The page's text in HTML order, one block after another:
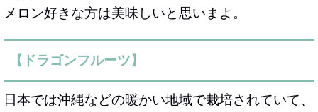
メロン好きな方は美味しいと思いまよ。
【ドラゴンフルーツ】
日本では沖縄などの暖かい地域で栽培されていて、